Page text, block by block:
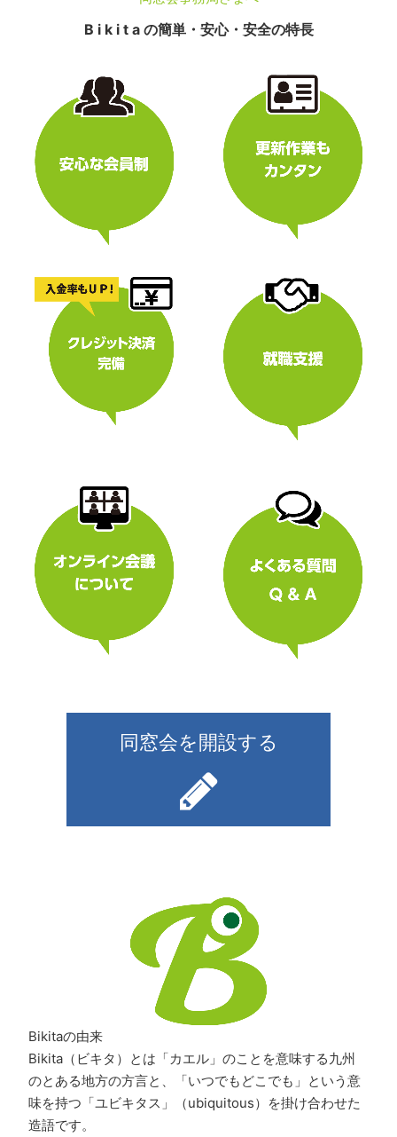
B i k i t a の簡単・安心・安全の特長
同窓会を開設する
Bikitaの由来
Bikita（ビキタ）とは「カエル」のことを意味する九州
のとある地方の方言と、「いつでもどこでも」という意
味を持つ「ユビキタス」（ubiquitous）を掛け合わせた
造語です。